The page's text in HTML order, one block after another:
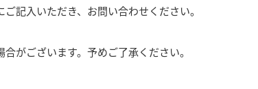
記入いただき、お問い合わせください。
がございます。予めご了承ください。